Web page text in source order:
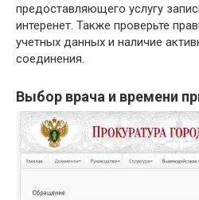
предоставляющего услугу
интеренет. Также проверьте
учетных данных и наличие
соединения.
Выбор врача и времени